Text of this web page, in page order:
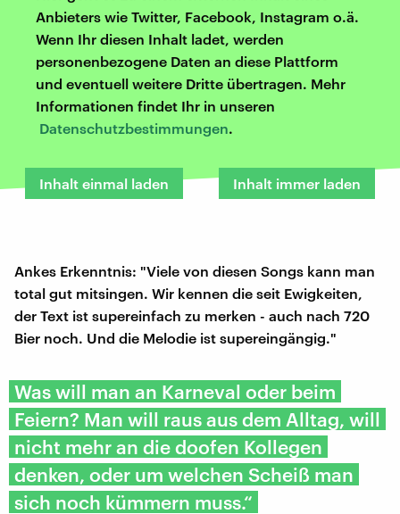
Anbieters wie Twitter, Facebook, Instagram o.ä.
Wenn Ihr diesen Inhalt ladet, werden
personenbezogene Daten an diese Plattform
und eventuell weitere Dritte übertragen. Mehr
Informationen findet Ihr in unseren
Datenschutzbestimmungen.
Inhalt einmal laden Inhalt immer laden
Ankes Erkenntnis: "Viele von diesen Songs kann man
total gut mitsingen. Wir kennen die seit Ewigkeiten,
der Text ist supereinfach zu merken - auch nach 720
Bier noch. Und die Melodie ist supereingängig."
Was will man an Karneval oder beim
Feiern? Man will raus aus dem Alltag, will
nicht mehr an die doofen Kollegen
denken, oder um welchen Scheiß man
sich noch kümmern muss.“